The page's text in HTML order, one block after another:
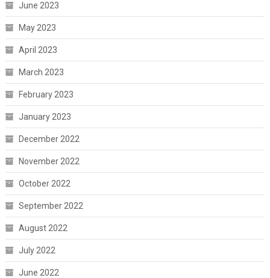
June 2023
May 2023
April 2023
March 2023
February 2023
January 2023
December 2022
November 2022
October 2022
September 2022
August 2022
July 2022
June 2022